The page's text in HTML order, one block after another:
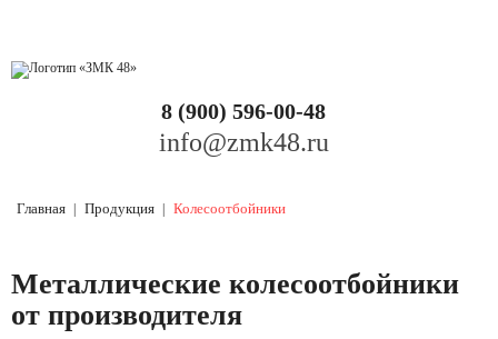
8 (900) 596-00-48
info@zmk48.ru
Монтаж металлоконструкций
Плазменная резка металла
Покраска металлоконструкций
Главная Продукция Колесоотбойники
Металлические колесоотбойники
от производителя